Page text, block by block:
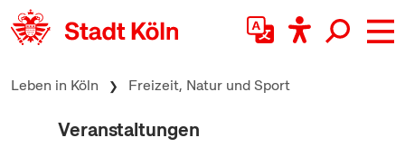
zum Inhalt springen
Leben in Köln Freizeit, Natur und Sport
Veranstaltungen